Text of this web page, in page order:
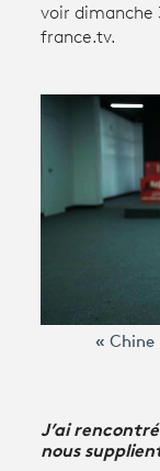
connexion
voir dimanche
france.tv.
« Chine
J’ai
nous